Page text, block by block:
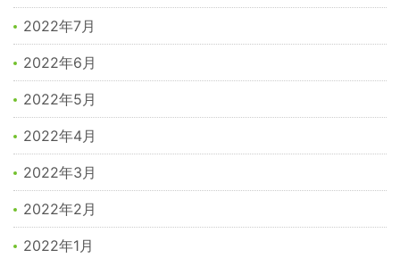
2022年7月
2022年6月
2022年5月
2022年4月
2022年3月
2022年2月
2022年1月